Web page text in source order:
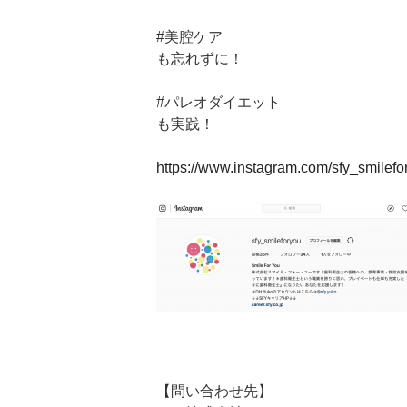
#美腔ケア
も忘れずに！
#パレオダイエット
も実践！
https://www.instagram.com/
—————————————————-
【問い合わせ先】